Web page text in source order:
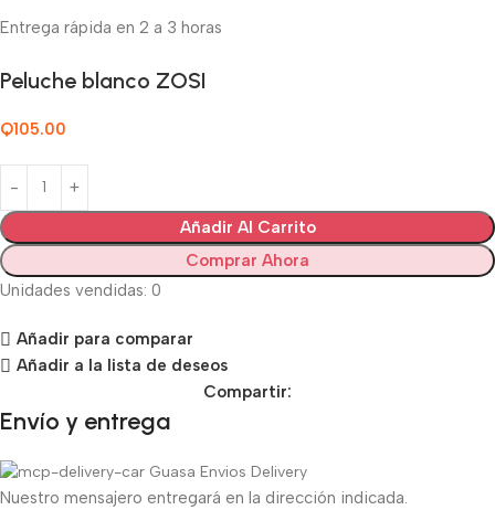
Entrega rápida en 2 a 3 horas
Peluche blanco ZOSI
Q105.00
Añadir Al Carrito
Comprar Ahora
Unidades vendidas: 0
Añadir para comparar
Añadir a la lista de deseos
Compartir:
Envío y entrega
Guasa Envios Delivery
Nuestro mensajero entregará en la dirección indicada.